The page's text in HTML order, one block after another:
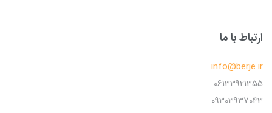
ارتباط با ما
info@berje.ir
06133921355
09303937043